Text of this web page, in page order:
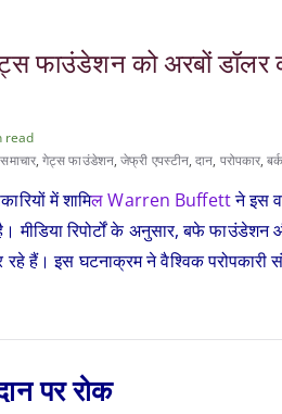
को अरबों डॉलर
read
,गेट्स फाउंडेशन,जेफ्री एपस्टीन,दान, परोपकार,
में शामिल Warren Buffettने इस
मीडिया रिपोर्टों के अनुसार, बफे फाउंडेशन
रहे हैं। इस घटनाक्रम ने वैश्विक
पर रोक